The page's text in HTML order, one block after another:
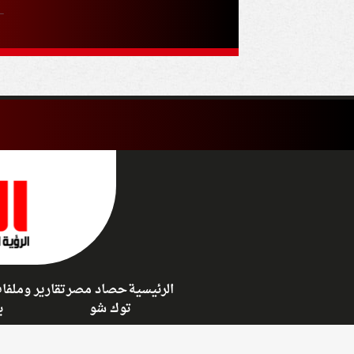
لتعزيز الردع
الرئيسيةحصاد مصرتقارير
توك شو